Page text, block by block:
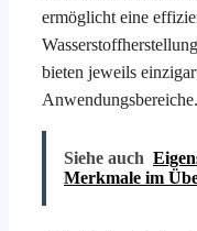
ermöglicht eine
bieten jeweils
Anwendungsbereiche.
Siehe auch
Merkmale im